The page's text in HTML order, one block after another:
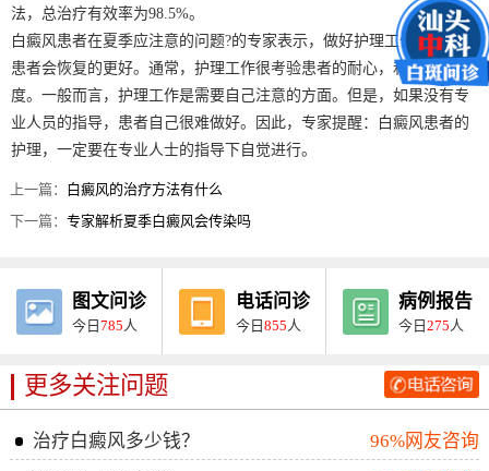
法，总治疗有效率为98.5%。
白癜风患者在夏季应注意的问题?的专家表示，做好护理工作，白癜风
患者会恢复的更好。通常，护理工作很考验患者的耐心，和细心的程
度。一般而言，护理工作是需要自己注意的方面。但是，如果没有专
业人员的指导，患者自己很难做好。因此，专家提醒：白癜风患者的
护理，一定要在专业人士的指导下自觉进行。
上一篇： 白癜风的治疗方法有什么
下一篇：专家解析夏季白癜风会传染吗
图文问诊
今日785 人
电话问诊
今日855 人
病例报告
今日275 人
更多关注问题
治疗白癜风多少钱？
96%网友咨询